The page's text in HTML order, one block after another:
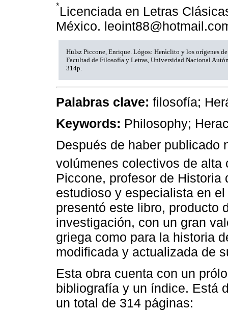
*Licenciada en Letras
México.
Hülsz Piccone, Enrique. Lógos: Heráclito y los orígenes
Facultad de Filosofía y Letras, Universidad Nacional
314p.
Palabras clave: filosofía;
Keywords: Philosophy;
Después de haber publicado
volúmenes colectivos de alta
Piccone, profesor de
estudioso y especialista en
presentó este libro, producto
investigación, con un gran
griega como para la historia
modificada y actualizada de
Esta obra cuenta con un
bibliografía y un índice. Está
un total de 314 páginas: